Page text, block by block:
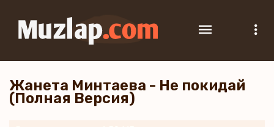
Жанета Минтаева - Не покидай
(Полная Версия)